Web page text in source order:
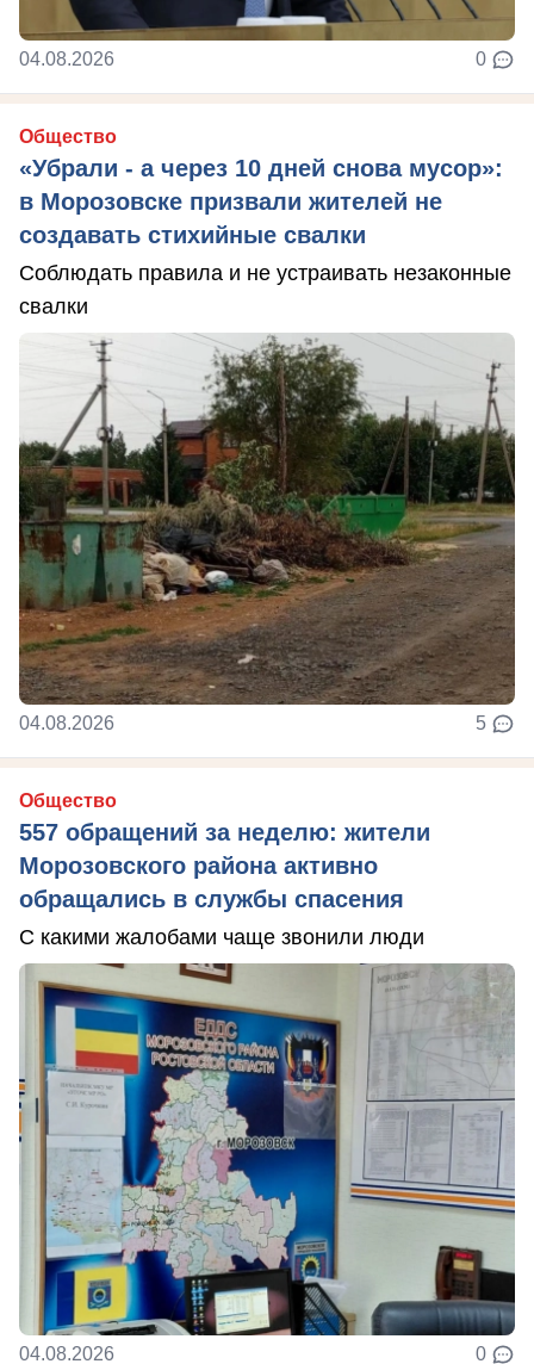
04.08.2026 0
Общество
«Убрали - а через 10 дней снова мусор»:
в Морозовске призвали жителей не
создавать стихийные свалки
Соблюдать правила и не устраивать незаконные
свалки
04.08.2026 5
Общество
557 обращений за неделю: жители
Морозовского района активно
обращались в службы спасения
С какими жалобами чаще звонили люди
04.08.2026 0